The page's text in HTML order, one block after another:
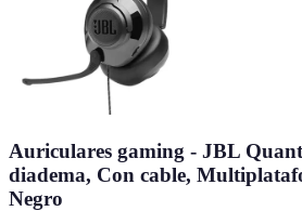
Auriculares gaming - JBL
diadema, Con cable,
Negro